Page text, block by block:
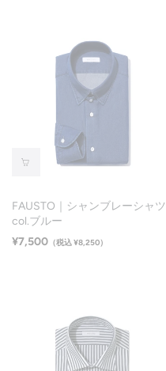
FAUSTO｜シャンブレーシャツ
col.ブルー
¥7,500 （税込 ¥8,250）